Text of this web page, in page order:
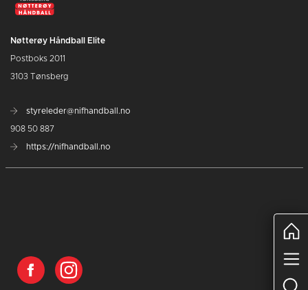
Nøtterøy Håndball Elite
Postboks 2011
3103 Tønsberg
styreleder@nifhandball.no
908 50 887
https://nifhandball.no